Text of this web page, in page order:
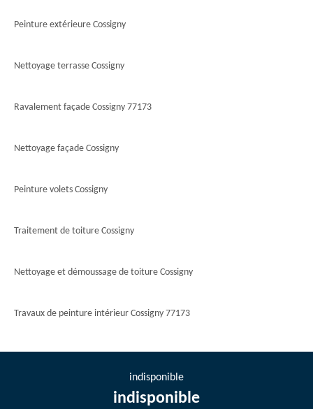
Peinture extérieure Cossigny
Nettoyage terrasse Cossigny
Ravalement façade Cossigny 77173
Nettoyage façade Cossigny
Peinture volets Cossigny
Traitement de toiture Cossigny
Nettoyage et démoussage de toiture Cossigny
Travaux de peinture intérieur Cossigny 77173
indisponible
indisponible